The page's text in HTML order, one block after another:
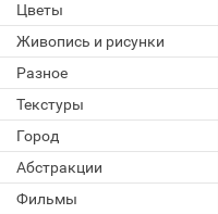
Цветы
Живопись и рисунки
Разное
Текстуры
Город
Абстракции
Фильмы